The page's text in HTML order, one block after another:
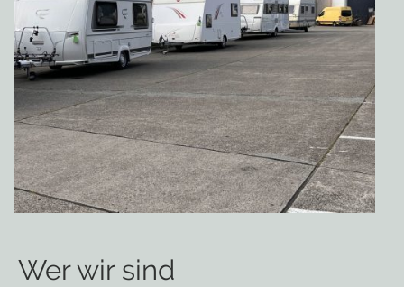
Wer wir sind